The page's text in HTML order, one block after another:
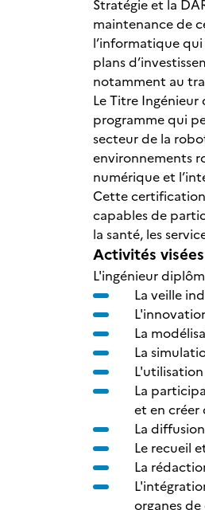
Stratégie et la
maintenance de
l’informatique
plans
notamment au
Le Titre
programme qui
secteur de la
environnements
numérique et
Cette
capables de
la santé, les
Activités
L'ingénieur
La veille
La
La
La
et en créer
La
Le recueil
La
organes